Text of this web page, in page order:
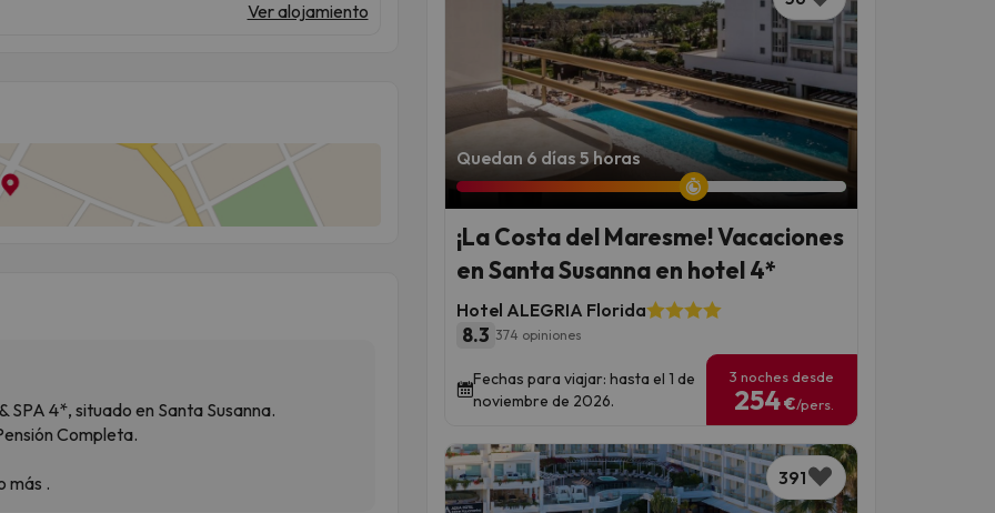
Ver alojamiento
4*, situado en Santa Susanna.
Completa.
más .
Quedan 6 días 5 horas
¡La Costa del Maresme! Vacaciones
en Santa Susanna en hotel 4*
Hotel ALEGRIA Florida
8.3 374 opiniones
Fechas para viajar: hasta el 1 de
noviembre de 2026.
3 noches desde
254€/pers.
391